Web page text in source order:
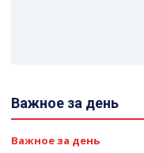
Важное за день
Важное за день